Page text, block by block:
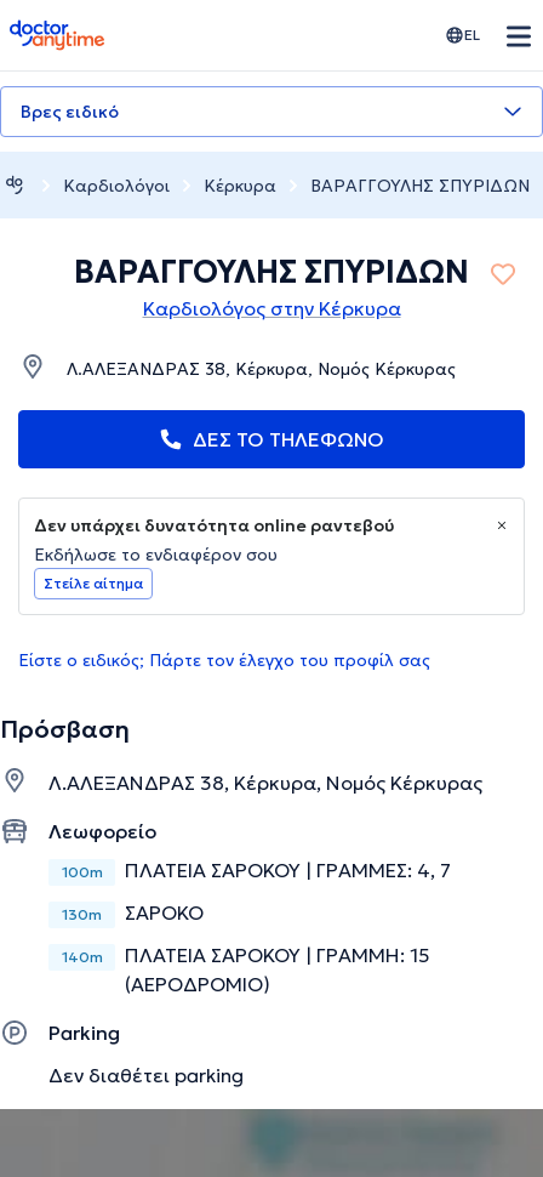
doctoranytime EL
Βρες ειδικό
Καρδιολόγοι Κέρκυρα ΒΑΡΑΓΓΟΥΛΗΣ ΣΠΥΡΙΔΩΝ
ΒΑΡΑΓΓΟΥΛΗΣ ΣΠΥΡΙΔΩΝ
Καρδιολόγος στην Κέρκυρα
Λ.ΑΛΕΞΑΝΔΡΑΣ 38, Κέρκυρα, Νομός Κέρκυρας
ΔΕΣ ΤΟ ΤΗΛΕΦΩΝΟ
Δεν υπάρχει δυνατότητα online ραντεβού
Εκδήλωσε το ενδιαφέρον σου
Στείλε αίτημα
Είστε ο ειδικός; Πάρτε τον έλεγχο του προφίλ σας
Πρόσβαση
Λ.ΑΛΕΞΑΝΔΡΑΣ 38, Κέρκυρα, Νομός Κέρκυρας
Λεωφορείο
100m ΠΛΑΤΕΙΑ ΣΑΡΟΚΟΥ | ΓΡΑΜΜΕΣ: 4, 7
130m ΣΑΡΟΚΟ
140m
ΠΛΑΤΕΙΑ ΣΑΡΟΚΟΥ | ΓΡΑΜΜΗ: 15
(ΑΕΡΟΔΡΟΜΙΟ)
Parking
Δεν διαθέτει parking